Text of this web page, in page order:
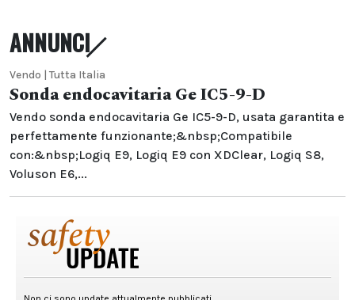
ANNUNCI
Vendo | Tutta Italia
Sonda endocavitaria Ge IC5-9-D
Vendo sonda endocavitaria Ge IC5-9-D, usata garantita e
perfettamente funzionante;&nbsp;Compatibile
con:&nbsp;Logiq E9, Logiq E9 con XDClear, Logiq S8,
Voluson E6,...